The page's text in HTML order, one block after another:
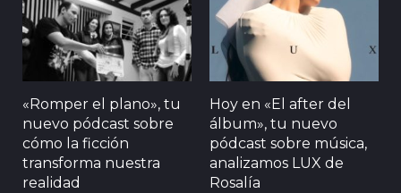
«Romper el plano», tu
nuevo pódcast sobre
cómo la ficción
transforma nuestra
realidad
Hoy en «El after del
álbum», tu nuevo
pódcast sobre música,
analizamos LUX de
Rosalía